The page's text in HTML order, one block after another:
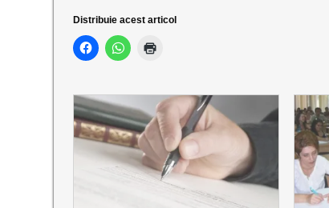
Distribuie acest articol